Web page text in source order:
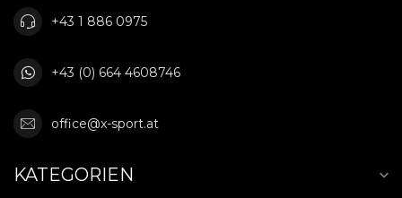
+43 1 886 0975
+43 (0) 664 4608746
office@x-sport.at
KATEGORIEN